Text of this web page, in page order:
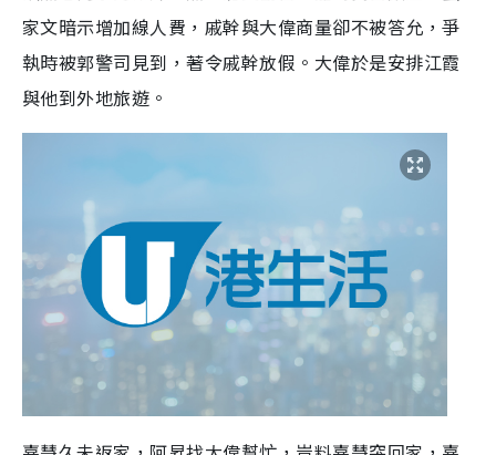
家文暗示增加線人費，戚幹與大偉商量卻不被答允，爭
執時被郭警司見到，著令戚幹放假。大偉於是安排江霞
與他到外地旅遊。